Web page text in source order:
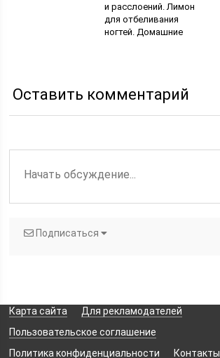
и расслоений. Лимон
для отбеливания
ногтей. Домашние
Оставить комментарий
Подписаться
Карта сайта
Для рекламодателей
Пользовательское соглашение
Политика конфиденциальности
Контакты